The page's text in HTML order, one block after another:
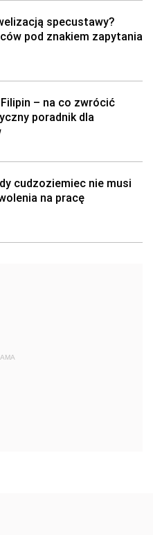
specustawy?
pod znakiem zapytania
– na co zwrócić
poradnik dla
cudzoziemiec nie musi
na pracę